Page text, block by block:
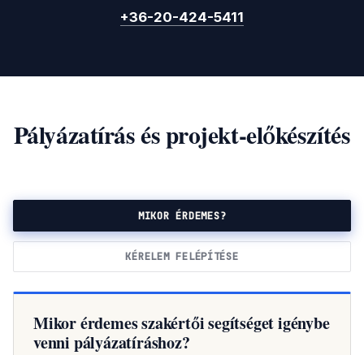
+36-20-424-5411
Pályázatírás és projekt-előkészítés
MIKOR ÉRDEMES?
KÉRELEM FELÉPÍTÉSE
Mikor érdemes szakértői segítséget igénybe
venni pályázatíráshoz?